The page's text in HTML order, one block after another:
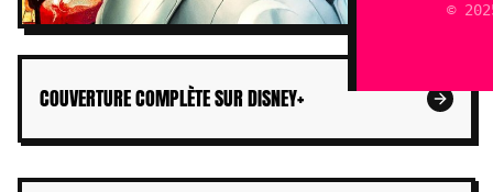
©
COUVERTURE COMPLÈTE SUR DISNEY+